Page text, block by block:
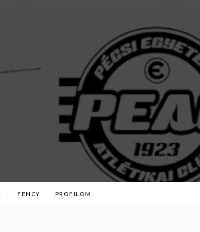
FENCY PROFILOM